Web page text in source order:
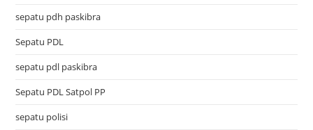
sepatu pdh paskibra
Sepatu PDL
sepatu pdl paskibra
Sepatu PDL Satpol PP
sepatu polisi